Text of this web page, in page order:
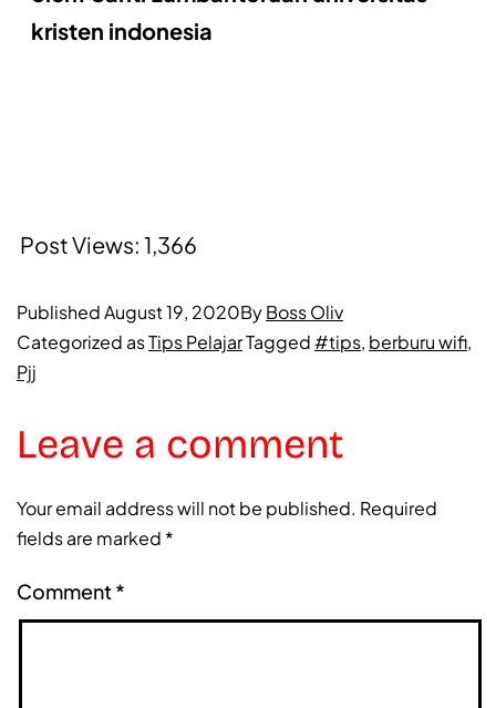
kristen indonesia
Post Views: 1,366
PublishedAugust 19, 2020ByBoss Oliv
Categorized asTips PelajarTagged#tips, berburu wifi,
Pjj
Leave a comment
Your email address will not be published. Required
fields are marked *
Comment*